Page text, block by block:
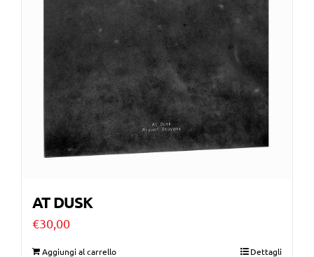
AT DUSK
€30,00
Aggiungi al carrello Dettagli